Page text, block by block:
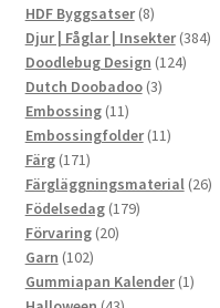
HDF Byggsatser 88
produkter
Djur | Fåglar | Insekter 384384
Doodlebug Design 124124
Dutch Doobadoo 33
Embossing 1111
produkter
Embossingfolder 1111
Färg 171171
produkter
Färgläggningsmaterial 2626
Födelsedag 179179
Förvaring 2020
Garn 102102
produkter
Gummiapan Kalender 11